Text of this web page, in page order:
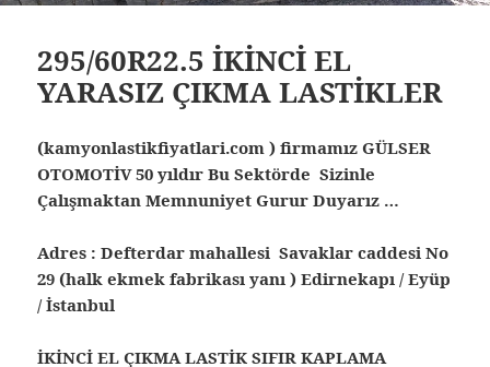
295/60R22.5 İKİNCİ EL
YARASIZ ÇIKMA LASTİKLER
(kamyonlastikfiyatlari.com ) firmamız GÜLSER
OTOMOTİV 50 yıldır Bu Sektörde Sizinle
Çalışmaktan Memnuniyet Gurur Duyarız …
Adres : Defterdar mahallesi Savaklar caddesi No
29 (halk ekmek fabrikası yanı ) Edirnekapı / Eyüp
/ İstanbul
İKİNCİ EL ÇIKMA LASTİK SIFIR KAPLAMA